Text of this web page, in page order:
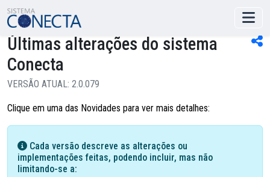
Últimas alterações do sistema
Conecta
VERSÃO ATUAL: 2.0.079
Clique em uma das Novidades para ver mais detalhes:
Cada versão descreve as alterações ou
implementações feitas, podendo incluir, mas não
limitando-se a: